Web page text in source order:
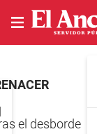
el desborde